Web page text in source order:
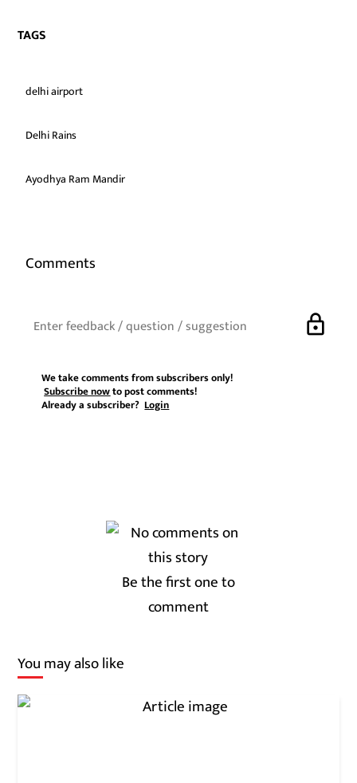
TAGS
delhi airport
Delhi Rains
Ayodhya Ram Mandir
Comments
lock
We take comments from subscribers only!
Subscribe nowto post comments!
Already a subscriber?Login
Be the first one to
comment
You may also like